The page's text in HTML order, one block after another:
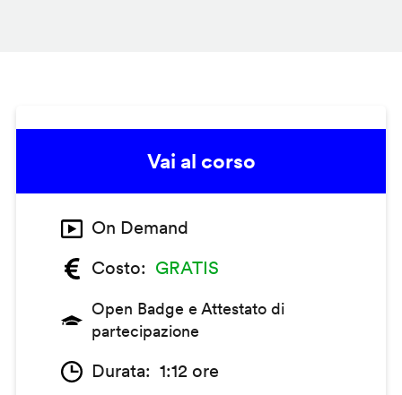
Vai al corso
On Demand
Costo
GRATIS
Open Badge e Attestato di
partecipazione
Durata 1:12 ore